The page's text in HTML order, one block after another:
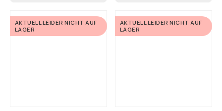
AKTUELL LEIDER NICHT AUF
LAGER
AKTUELL LEIDER NICHT AUF
LAGER